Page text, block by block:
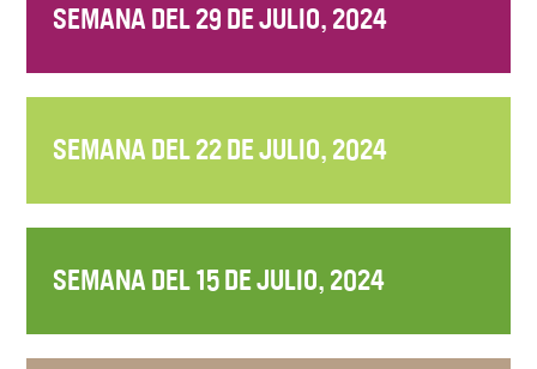
SEMANA DEL 29 DE JULIO, 2024
SEMANA DEL 22 DE JULIO, 2024
SEMANA DEL 15 DE JULIO, 2024